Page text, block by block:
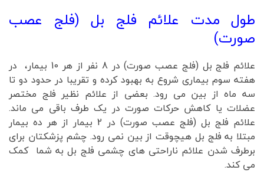
طول مدت علائم فلج بل (فلج عصب
صورت)
علائم فلج بل (فلج عصب صورت) در 8 نفر از هر 10 بیمار، در
هفته سوم بیماری شروع به بهبود کرده و تقریبا در حدود دو تا
سه ماه از بین می رود. بعضی از علائم نظیر فلج مختصر
عضلات یا کاهش حرکات صورت در یک طرف باقی می ماند.
علائم فلج بل (فلج عصب صورت) در 2 بیمار از هر ده بیمار
مبتلا به فلج بل هیچوقت از بین نمی رود. چشم پزشکتان برای
برطرف شدن علائم ناراحتی های چشمی فلج بل به شما کمک
می کند.